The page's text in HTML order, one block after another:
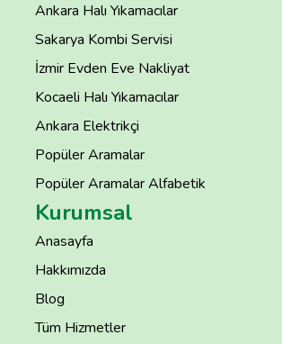
Ankara Halı Yıkamacılar
Sakarya Kombi Servisi
İzmir Evden Eve Nakliyat
Kocaeli Halı Yıkamacılar
Ankara Elektrikçi
Popüler Aramalar
Popüler Aramalar Alfabetik
Kurumsal
Anasayfa
Hakkımızda
Blog
Tüm Hizmetler